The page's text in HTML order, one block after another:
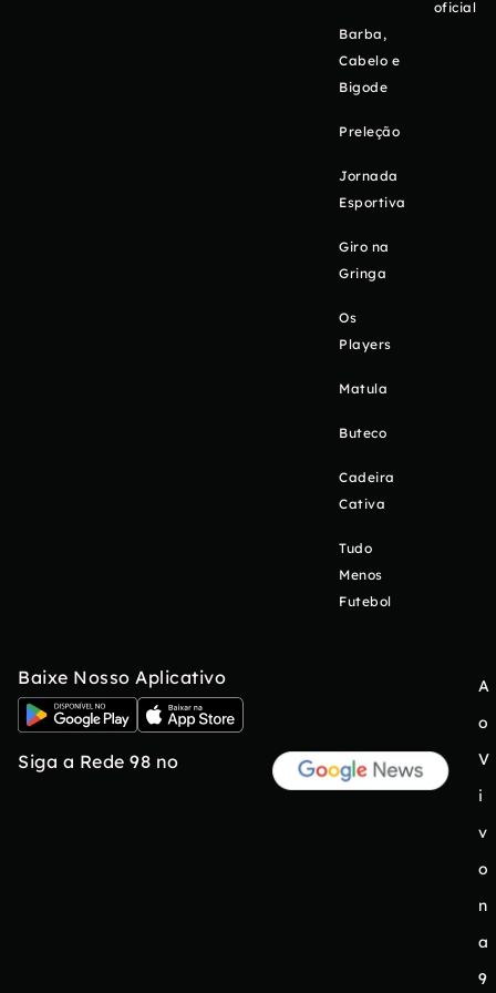
Barba,
Cabelo e
Bigode
Preleção
Jornada
Esportiva
Giro na
Gringa
Os
Players
Matula
Buteco
Cadeira
Cativa
Tudo
Menos
Futebol
oficial
Baixe Nosso Aplicativo
Siga a Rede 98 no
A
o
V
i
v
o
n
a
9